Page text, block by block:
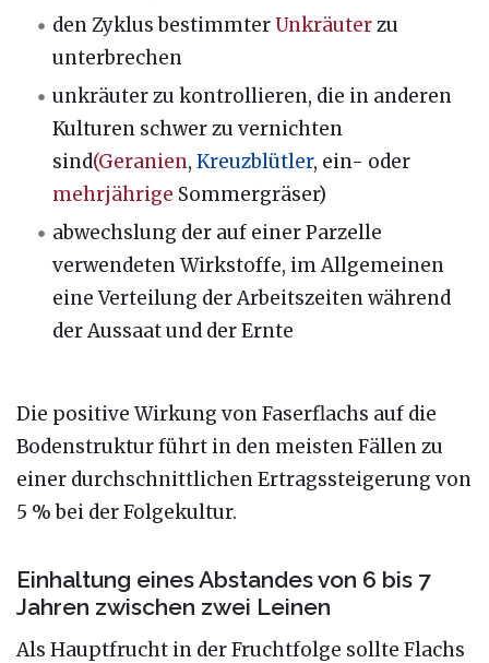
den Zyklus bestimmterUnkräuterzu
unterbrechen
unkräuter zu kontrollieren, die in anderen
Kulturen schwer zu vernichten
sind(Geranien,Kreuzblütler, ein- oder
mehrjährige Sommergräser)
abwechslung der auf einer Parzelle
verwendeten Wirkstoffe, im Allgemeinen
eine Verteilung der Arbeitszeiten während
der Aussaat und der Ernte
Die positive Wirkung von Faserflachs auf die
Bodenstruktur führt in den meisten Fällen zu
einer durchschnittlichen Ertragssteigerung von
5 % bei der Folgekultur.
Einhaltung eines Abstandes von 6 bis 7
Jahren zwischen zwei Leinen
Als Hauptfrucht in der Fruchtfolge sollte Flachs